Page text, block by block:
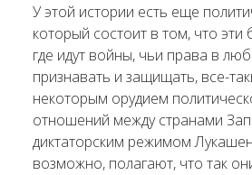
У этой истории есть еще
который состоит в том, что эти
где идут войны, чьи права в
признавать и защищать, все-
некоторым орудием
отношений между странами
диктаторским режимом
возможно, полагают, что так